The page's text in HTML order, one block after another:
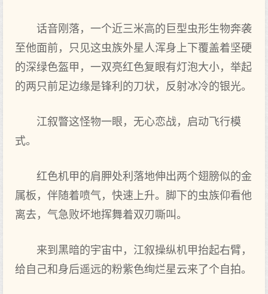
话音刚落，一个近三米高的巨型虫形生物奔袭
至他面前，只见这虫族外星人浑身上下覆盖着坚硬
的深绿色盔甲，一双亮红色复眼有灯泡大小，举起
的两只前足边缘是锋利的刀状，反射冰冷的银光。
江叙瞥这怪物一眼，无心恋战，启动飞行模
式。
红色机甲的肩胛处利落地伸出两个翅膀似的金
属板，伴随着喷气，快速上升。脚下的虫族仰看他
离去，气急败坏地挥舞着双刃嘶叫。
来到黑暗的宇宙中，江叙操纵机甲抬起右臂，
给自己和身后遥远的粉紫色绚烂星云来了个自拍。